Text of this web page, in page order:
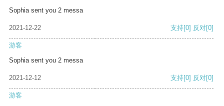
Sophia sent you 2 messa
2021-12-22 支持[0] 反对[0]
游客
Sophia sent you 2 messa
2021-12-12 支持[0] 反对[0]
游客